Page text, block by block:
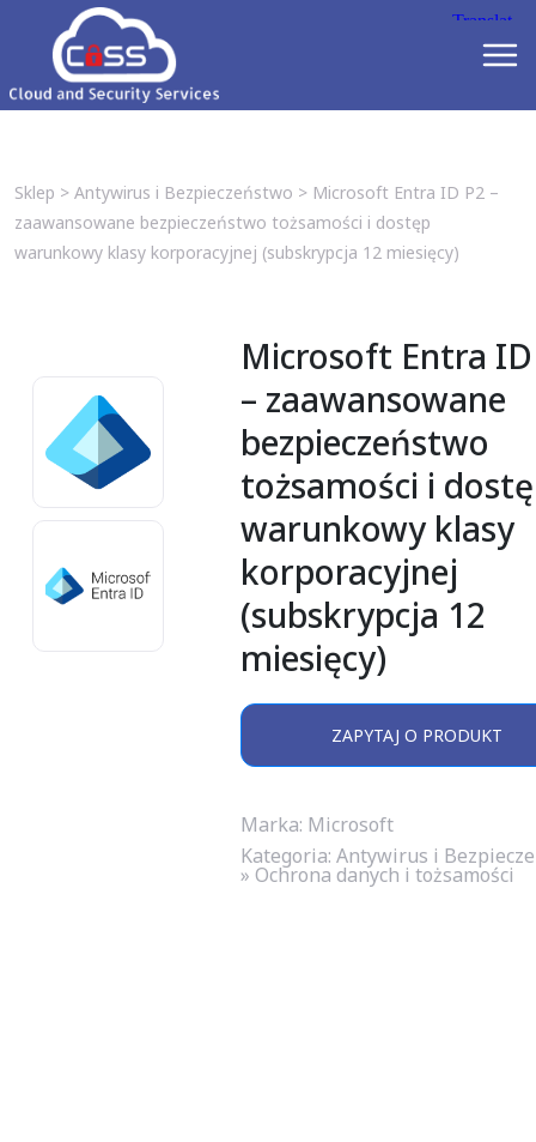
Sklep > Antywirus i Bezpieczeństwo > Microsoft Entra ID P2 –
zaawansowane bezpieczeństwo tożsamości i dostęp
warunkowy klasy korporacyjnej (subskrypcja 12 miesięcy)
Microsoft Entra
– zaawansowane
bezpieczeństwo
tożsamości i
warunkowy klasy
korporacyjnej
(subskrypcja 12
miesięcy)
ZAPYTAJ O PRODUKT
Marka: Microsoft
Kategoria: Antywirus i
» Ochrona danych i tożsamości